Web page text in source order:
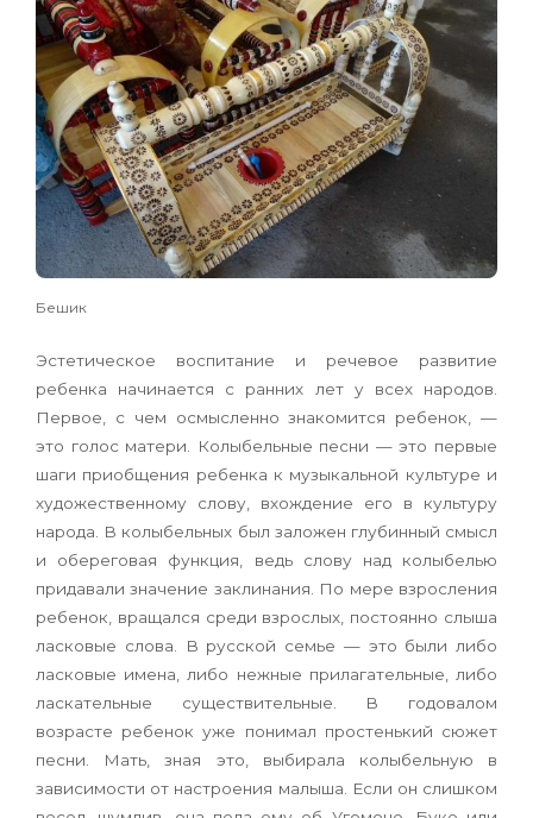
Бешик
Эстетическое воспитание и речевое разви­тие
ребенка начинается с ранних лет у всех на­родов.
Первое, с чем осмысленно знакомится ребенок, —
это голос матери. Колыбельные пес­ни — это первые
шаги приобщения ребенка к му­зыкальной культуре и
художественному слову, вхождение его в культуру
народа. В колыбель­ных был заложен глубинный смысл
и обереговая функция, ведь слову над колыбелью
придавали значение заклинания. По мере взросления
ребе­нок, вращался среди взрослых, постоянно слы­ша
ласковые слова. В русской семье — это были либо
ласковые имена, либо нежные прилага­тельные, либо
ласкательные существительные. В годовалом
возрасте ребенок уже понимал про­стенький сюжет
песни. Мать, зная это, выбирала колыбельную в
зависимости от настроения ма­лыша. Если он слишком